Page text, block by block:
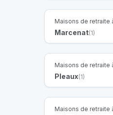
Maisons de retraite
Marcenat(1)
Maisons de retraite
Pleaux(1)
Maisons de retraite